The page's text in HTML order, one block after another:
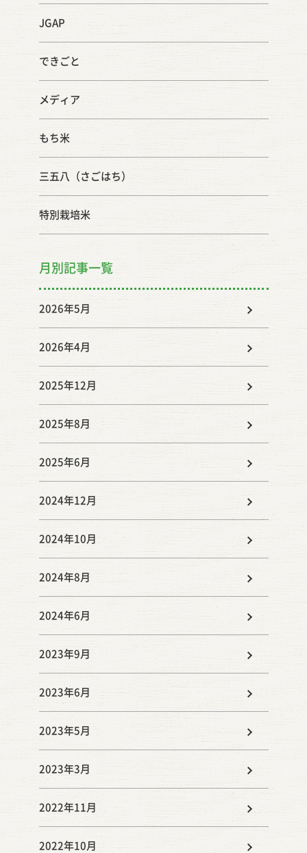
JGAP
できごと
メディア
もち米
三五八（さごはち）
特別栽培米
月別記事一覧
2026年5月
2026年4月
2025年12月
2025年8月
2025年6月
2024年12月
2024年10月
2024年8月
2024年6月
2023年9月
2023年6月
2023年5月
2023年3月
2022年11月
2022年10月